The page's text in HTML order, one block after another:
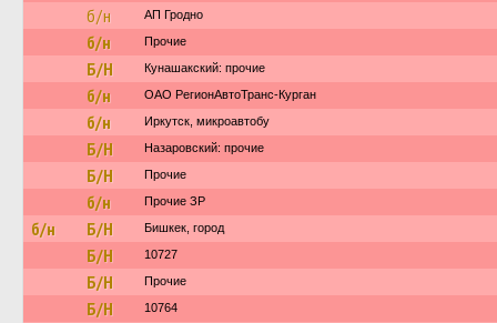
б/н АП Гродно
б/н Прочие
Б/Н Кунашакский: прочие
б/н ОАО РегионАвтоТранс-Курган
б/н Иркутск, микроавтобу
Б/Н Назаровский: прочие
Б/Н Прочие
б/н Прочие ЗР
б/н Б/Н Бишкек, город
Б/Н 10727
Б/Н Прочие
Б/Н 10764